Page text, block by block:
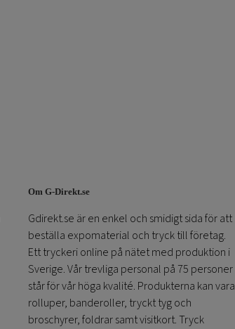
Om G-Direkt.se
Gdirekt.se är en enkel och smidigt sida för att
beställa expomaterial och tryck till företag.
Ett tryckeri online på nätet med produktion i
Sverige. Vår trevliga personal på 75 personer
står för vår höga kvalité. Produkterna kan vara
rolluper, banderoller, tryckt tyg och
broschyrer, foldrar samt visitkort. Tryck